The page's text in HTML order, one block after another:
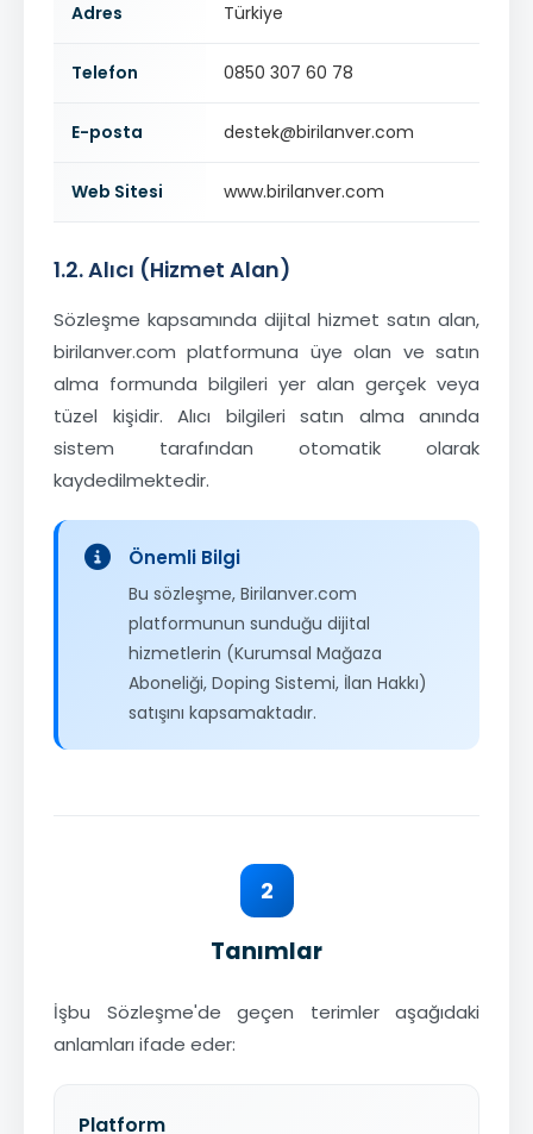
Adres Türkiye
Telefon 0850 307 60 78
E-posta destek@birilanver.com
Web Sitesi www.birilanver.com
1.2. Alıcı (Hizmet Alan)
Sözleşme kapsamında dijital hizmet satın alan,
birilanver.com platformuna üye olan ve satın
alma formunda bilgileri yer alan gerçek veya
tüzel kişidir. Alıcı bilgileri satın alma anında
sistem tarafından otomatik olarak
kaydedilmektedir.
Önemli Bilgi
Bu sözleşme, Birilanver.com
platformunun sunduğu dijital
hizmetlerin (Kurumsal Mağaza
Aboneliği, Doping Sistemi, İlan Hakkı)
satışını kapsamaktadır.
2
Tanımlar
İşbu Sözleşme'de geçen terimler aşağıdaki
anlamları ifade eder:
Platform